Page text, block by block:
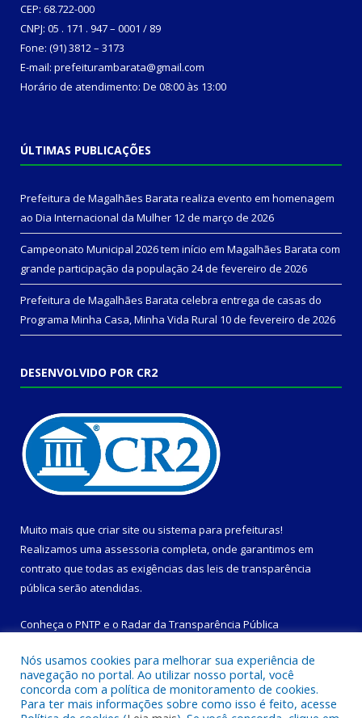
CEP: 68.722-000
CNPJ: 05 . 171 . 947 – 0001 / 89
Fone: (91) 3812 – 3173
E-mail: prefeiturambarata@gmail.com
Horário de atendimento: De 08:00 às 13:00
ÚLTIMAS PUBLICAÇÕES
Prefeitura de Magalhães Barata realiza evento em homenagem
ao Dia Internacional da Mulher 12 de março de 2026
Campeonato Municipal 2026 tem início em Magalhães Barata com
grande participação da população 24 de fevereiro de 2026
Prefeitura de Magalhães Barata celebra entrega de casas do
Programa Minha Casa, Minha Vida Rural 10 de fevereiro de 2026
DESENVOLVIDO POR CR2
Muito mais que criar site ou sistema para prefeituras!
Realizamos uma assessoria completa, onde garantimos em
contrato que todas as exigências das leis de transparência
pública serão atendidas.
Conheça o PNTP e o Radar da Transparência Pública
Todos os direitos reservados a Prefeitura Municipal de
Nós usamos cookies para melhorar sua experiência de
navegação no portal. Ao utilizar nosso portal, você
concorda com a política de monitoramento de cookies.
Para ter mais informações sobre como isso é feito, acesse